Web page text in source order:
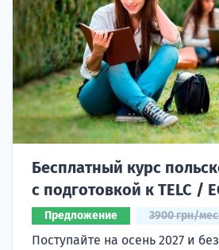
Бесплатный курс
с подготовкой к TELC /
Предложение 3900 грн/
Поступайте на осень 2027 и